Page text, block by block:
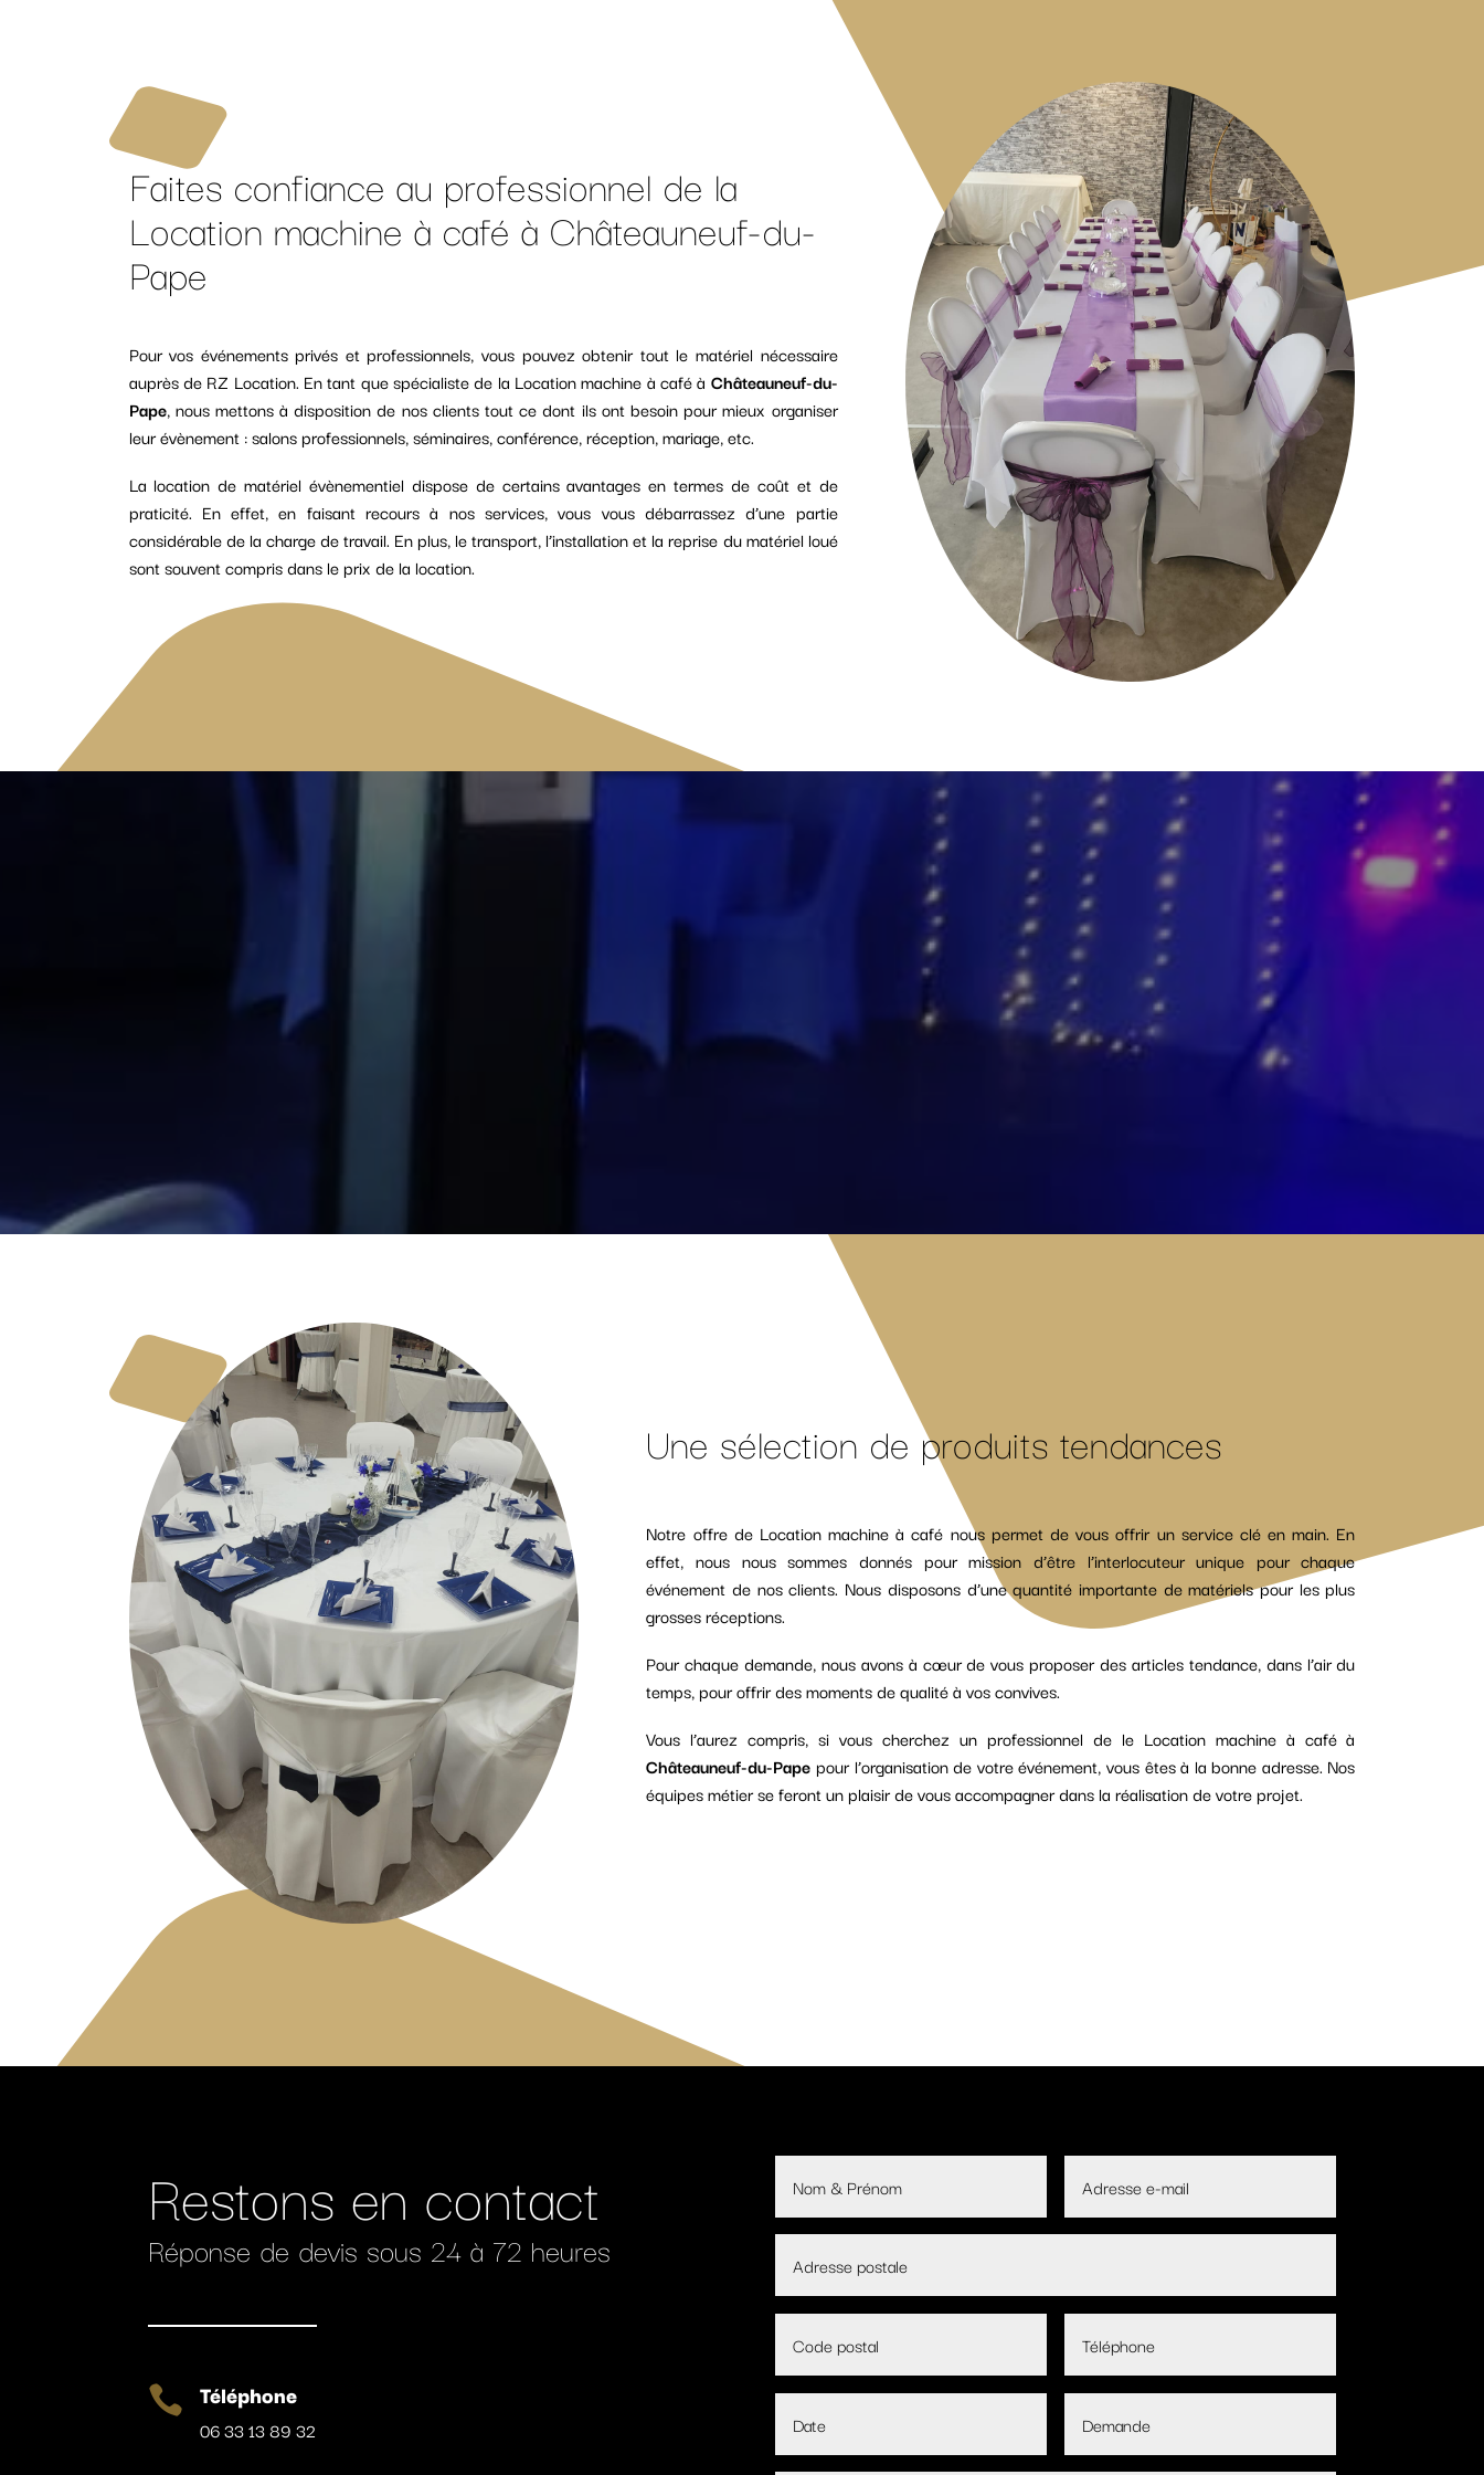
Faites confiance au professionnel de la
Location machine à café à Châteauneuf-du-
Pape
Pour vos événements privés et professionnels, vous pouvez obtenir tout le matériel nécessaire
auprès de RZ Location. En tant que spécialiste de la Location machine à café à Châteauneuf-du-
Pape, nous mettons à disposition de nos clients tout ce dont ils ont besoin pour mieux organiser
leur évènement : salons professionnels, séminaires, conférence, réception, mariage, etc.
La location de matériel évènementiel dispose de certains avantages en termes de coût et de
praticité. En effet, en faisant recours à nos services, vous vous débarrassez d’une partie
considérable de la charge de travail. En plus, le transport, l’installation et la reprise du matériel loué
sont souvent compris dans le prix de la location.
Une sélection de produits tendances
Notre offre de Location machine à café nous permet de vous offrir un service clé en main. En
effet, nous nous sommes donnés pour mission d’être l’interlocuteur unique pour chaque
événement de nos clients. Nous disposons d’une quantité importante de matériels pour les plus
grosses réceptions.
Pour chaque demande, nous avons à cœur de vous proposer des articles tendance, dans l’air du
temps, pour offrir des moments de qualité à vos convives.
Vous l’aurez compris, si vous cherchez un professionnel de le Location machine à café à
Châteauneuf-du-Pape pour l’organisation de votre événement, vous êtes à la bonne adresse. Nos
équipes métier se feront un plaisir de vous accompagner dans la réalisation de votre projet.
Restons en contact
Réponse de devis sous 24 à 72 heures
 Téléphone
06 33 13 89 32